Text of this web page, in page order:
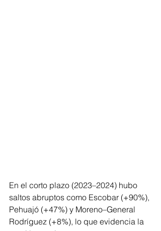
En el corto plazo (2023–2024) hubo
saltos abruptos como Escobar (+90%),
Pehuajó (+47%) y Moreno–General
Rodríguez (+8%), lo que evidencia la